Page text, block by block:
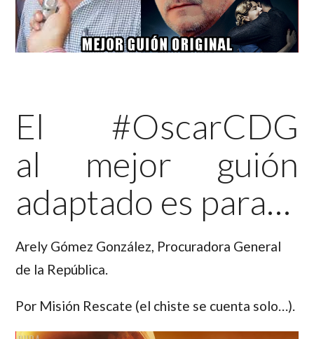
El #OscarCDG
al mejor guión
adaptado es para…
Arely Gómez González, Procuradora General
de la República.
Por Misión Rescate (el chiste se cuenta solo…).